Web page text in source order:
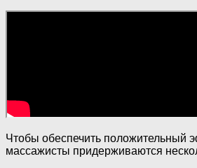
Чтобы обеспечить положительный
массажисты придерживаются